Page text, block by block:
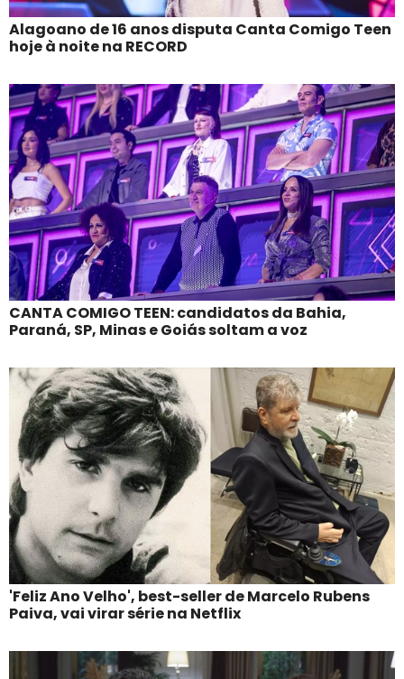
Alagoano de 16 anos disputa Canta Comigo Teen
hoje à noite na RECORD
CANTA COMIGO TEEN: candidatos da Bahia,
Paraná, SP, Minas e Goiás soltam a voz
'Feliz Ano Velho', best-seller de Marcelo Rubens
Paiva, vai virar série na Netflix